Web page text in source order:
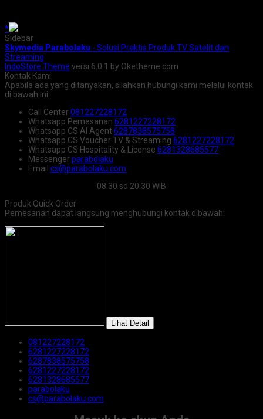
*
Sidebar
Skymedia Parabolaku - Solusi Praktis Produk TV Satelit dan
Streaming
IndoStore Theme versi 6.0.1 by Oketheme.com
Kontak Kami
Apabila ada yang ditanyakan, silahkan hubungi kami melalui kontak
di bawah ini.
Call Center081227228172
Whatsapp Pemesanan 6281227228172
Whatsapp CS AI Agent6287838575758
Whatsapp CS Voucher TV & Streaming 6281227228172
Whatsapp CS Hospitality & License 6281328685577
Messengerparabolaku
Email cs@parabolaku.com
08.30 sd 20.30 WIB
Produk Quick Order
Pemesanan dapat langsung menghubungi kontak dibawah:
Lihat Detail
081227228172
6281227228172
6287838575758
6281227228172
6281328685577
parabolaku
cs@parabolaku.com